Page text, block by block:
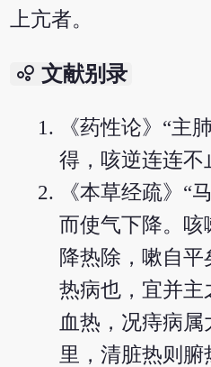
上亢者。
bubble_chart 文献别录
《药性论》“主
得，咳逆连连不
《本草经疏》“
而使气下降。咳
降热除，嗽自
热病也，宜并主
血热，况痔病
里，清脏热则